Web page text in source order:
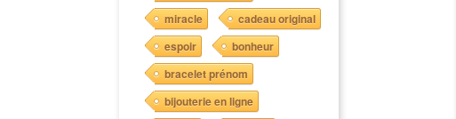
miracle
cadeau original
espoir
bonheur
bracelet prénom
bijouterie en ligne